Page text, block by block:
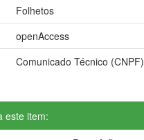
Folhetos
openAccess
Comunicado Técnico (CNPF)
este item: